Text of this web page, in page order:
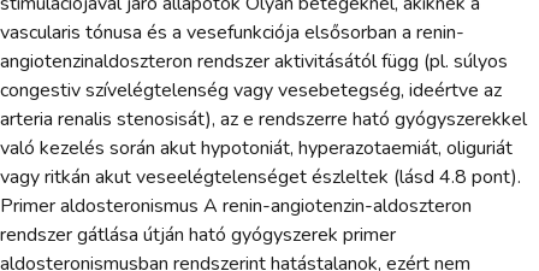
vascularis tónusa és a vesefunkciója elsősorban a renin-
angiotenzinaldoszteron rendszer aktivitásától függ (pl. súlyos
congestiv szívelégtelenség vagy vesebetegség, ideértve az
arteria renalis stenosisát), az e rendszerre ható gyógyszerekkel
való kezelés során akut hypotoniát, hyperazotaemiát, oliguriát
vagy ritkán akut veseelégtelenséget észleltek (lásd 4.8 pont).
Primer aldosteronismus A renin-angiotenzin-aldoszteron
rendszer gátlása útján ható gyógyszerek primer
aldosteronismusban rendszerint hatástalanok, ezért nem